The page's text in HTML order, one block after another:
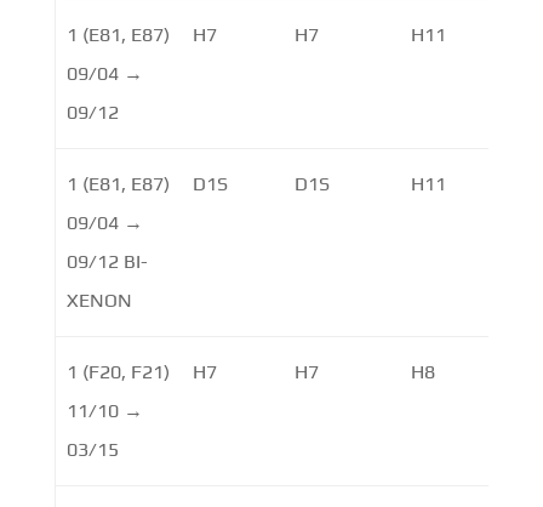
1 (E81, E87)
09/04 →
09/12
H7 H7 H11
1 (E81, E87)
09/04 →
09/12 BI-
XENON
D1S D1S H11
1 (F20, F21)
11/10 →
03/15
H7 H7 H8